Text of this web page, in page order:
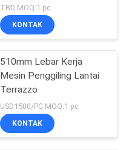
TBD MOQ:1 pc
KONTAK
510mm Lebar Kerja
Mesin Penggiling Lantai
Terrazzo
USD1500/PC MOQ:1 pc
KONTAK